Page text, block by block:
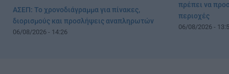
ΑΣΕΠ: Το χρονοδιάγραμμα για πίνακες,
διορισμούς και προσλήψεις αναπληρωτών
06/08/2026 - 14:26
πρέπει να
περιοχές
06/08/2026 -